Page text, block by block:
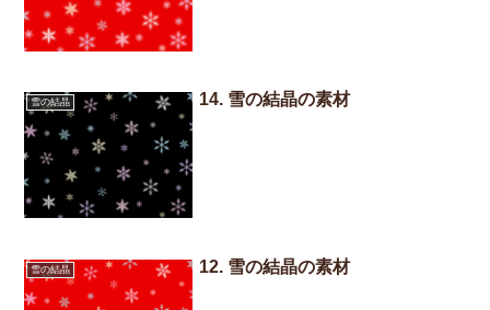
雪の結晶 14. 雪の結晶の素材
雪の結晶 12. 雪の結晶の素材